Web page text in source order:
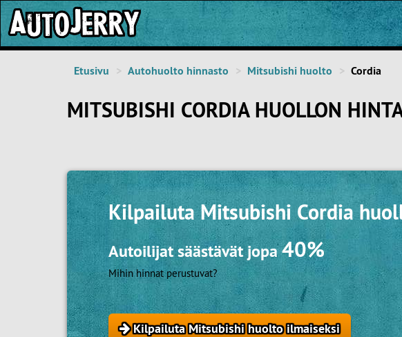
Etusivu Autohuolto hinnasto Mitsubishi huolto Cordia
MITSUBISHI CORDIA HUOLLON
KilpailutaMitsubishi Cordia
Autoilijat säästävät jopa40%
Mihin hinnat perustuvat?
Kilpailuta Mitsubishi huolto ilmaiseksi